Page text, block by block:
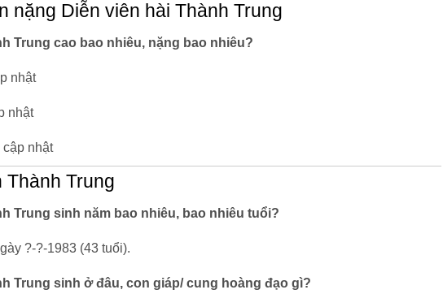
nặng Diễn viên hài Thành Trung
Trung cao bao nhiêu, nặng bao nhiêu?
nhật
nhật
cập nhật
Thành Trung
Trung sinh năm bao nhiêu, bao nhiêu tuổi?
?-?-1983 (43 tuổi).
Trung sinh ở đâu, con giáp/ cung hoàng đạo gì?